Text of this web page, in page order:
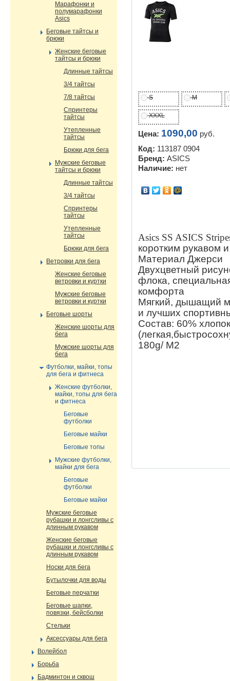
S M
XXXL
Цена: 1090,00 руб.
Код: 113187 0904
Бренд: ASICS
Наличие: нет
Asics SS ASICS
коротким рукавом
Материал Джерси
Двухцветный
флока,
комфорта
Мягкий, дышащий
и лучших
Состав: 60%
180g/ M2
Марафонки и
полумарафонки
Asics
Беговые тайтсы и
брюки
Женские беговые
тайтсы и брюки
Длинные тайтсы
3/4 тайтсы
7/8 тайтсы
Спринтеры
тайтсы
Утепленные
тайтсы
Брюки для бега
Мужские беговые
тайтсы и брюки
Длинные тайтсы
3/4 тайтсы
Спринтеры
тайтсы
Утепленные
тайтсы
Брюки для бега
Ветровки для бега
Женские беговые
ветровки и куртки
Мужские беговые
ветровки и куртки
Беговые шорты
Женские шорты для
бега
Мужские шорты для
бега
Футболки, майки, топы
для бега и фитнеса
Женские футболки,
майки, топы для бега
и фитнеса
Беговые
футболки
Беговые майки
Беговые топы
Мужские футболки,
майки для бега
Беговые
футболки
Беговые майки
Мужские беговые
рубашки и лонгсливы с
длинным рукавом
Женские беговые
рубашки и лонгсливы с
длинным рукавом
Носки для бега
Бутылочки для воды
Беговые перчатки
Беговые шапки,
повязки, бейсболки
Стельки
Аксессуары для бега
Волейбол
Борьба
Бадминтон и сквош